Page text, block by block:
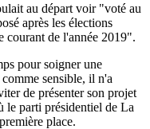
au départ voir "voté au
après les élections
courant de l'année 2019".
pour soigner une
sensible, il n'a
de présenter son projet
le parti présidentiel de La
place.